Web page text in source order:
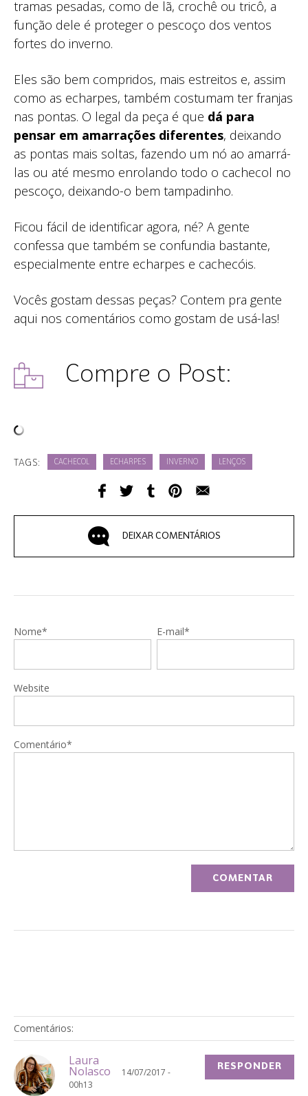
tramas pesadas, como de lã, crochê ou tricô, a
função dele é proteger o pescoço dos ventos
fortes do inverno.
Eles são bem compridos, mais estreitos e, assim
como as echarpes, também costumam ter franjas
nas pontas. O legal da peça é que dá para
pensar em amarrações diferentes, deixando
as pontas mais soltas, fazendo um nó ao amarrá-
las ou até mesmo enrolando todo o cachecol no
pescoço, deixando-o bem tampadinho.
Ficou fácil de identificar agora, né? A gente
confessa que também se confundia bastante,
especialmente entre echarpes e cachecóis.
Vocês gostam dessas peças? Contem pra gente
aqui nos comentários como gostam de usá-las!
Compre o Post:
TAGS: CACHECOL ECHARPES INVERNO LENÇOS
DEIXAR COMENTÁRIOS
Nome* E-mail*
Website
Comentário*
Comentários:
Laura
Nolasco
14/07/2017 -
00h13
RESPONDER